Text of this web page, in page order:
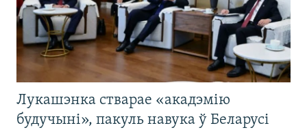
Лукашэнка стварае «акадэмію
будучыні», пакуль навука ў Беларусі